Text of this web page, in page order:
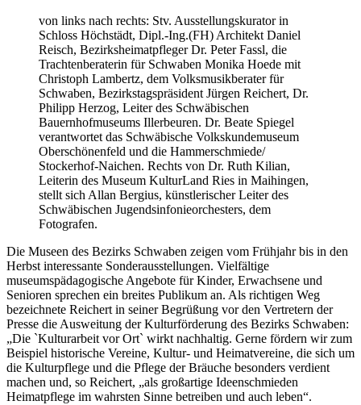
von links nach rechts: Stv. Ausstellungskurator in
Schloss Höchstädt, Dipl.-Ing.(FH) Architekt Daniel
Reisch, Bezirksheimatpfleger Dr. Peter Fassl, die
Trachtenberaterin für Schwaben Monika Hoede mit
Christoph Lambertz, dem Volksmusikberater für
Schwaben, Bezirkstagspräsident Jürgen Reichert, Dr.
Philipp Herzog, Leiter des Schwäbischen
Bauernhofmuseums Illerbeuren. Dr. Beate Spiegel
verantwortet das Schwäbische Volkskundemuseum
Oberschönenfeld und die Hammerschmiede/
Stockerhof-Naichen. Rechts von Dr. Ruth Kilian,
Leiterin des Museum KulturLand Ries in Maihingen,
stellt sich Allan Bergius, künstlerischer Leiter des
Schwäbischen Jugendsinfonieorchesters, dem
Fotografen.
Die Museen des Bezirks Schwaben zeigen vom Frühjahr bis in den
Herbst interessante Sonderausstellungen. Vielfältige
museumspädagogische Angebote für Kinder, Erwachsene und
Senioren sprechen ein breites Publikum an. Als richtigen Weg
bezeichnete Reichert in seiner Begrüßung vor den Vertretern der
Presse die Ausweitung der Kulturförderung des Bezirks Schwaben:
„Die `Kulturarbeit vor Ort` wirkt nachhaltig. Gerne fördern wir zum
Beispiel historische Vereine, Kultur- und Heimatvereine, die sich um
die Kulturpflege und die Pflege der Bräuche besonders verdient
machen und, so Reichert, „als großartige Ideenschmieden
Heimatpflege im wahrsten Sinne betreiben und auch leben“.